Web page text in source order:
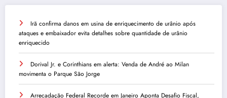
Irã confirma danos em usina de enriquecimento de urânio após
ataques e embaixador evita detalhes sobre quantidade de urânio
enriquecido
Dorival Jr. e Corinthians em alerta: Venda de André ao Milan
movimenta o Parque São Jorge
Arrecadação Federal Recorde em Janeiro Aponta Desafio Fiscal,